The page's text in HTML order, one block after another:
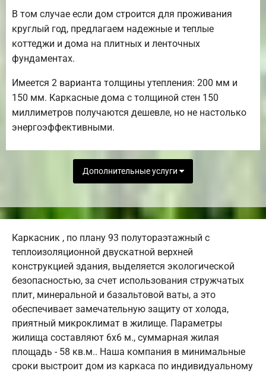
В том случае если дом строится для проживания
круглый год, предлагаем надежные и теплые
коттеджи и дома на плитных и ленточных
фундаментах.
Имеется 2 варианта толщины утепления: 200 мм и
150 мм. Каркасные дома с толщиной стен 150
миллиметров получаются дешевле, но не настолько
энергоэффективными.
Дополнительные услуги
Каркасник , по плану 93 полутораэтажный с
теплоизоляционной двускатной верхней
конструкцией здания, выделяется экологической
безопасностью, за счет использования стружчатых
плит, минеральной и базальтовой ваты, а это
обеспечивает замечательную защиту от холода,
приятный микроклимат в жилище. Параметры
жилища составляют 6х6 м., суммарная жилая
площадь - 58 кв.м.. Наша компания в минимальные
сроки выстроит дом из каркаса по индивидуальному